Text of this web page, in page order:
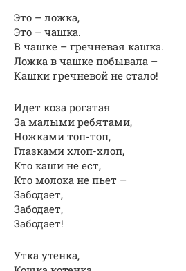
Это – ложка,
Это – чашка.
В чашке – гречневая кашка.
Ложка в чашке побывала –
Кашки гречневой не стало!
Идет коза рогатая
За малыми ребятами,
Ножками топ-топ,
Глазками хлоп-хлоп,
Кто каши не ест,
Кто молока не пьет –
Забодает,
Забодает,
Забодает!
Утка утенка,